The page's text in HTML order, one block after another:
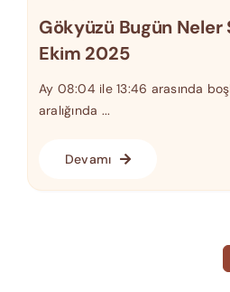
Gökyüzü Bugün Neler
Ekim 2025
Ay 08:04 ile 13:46 arasında
aralığında ...
Devamı